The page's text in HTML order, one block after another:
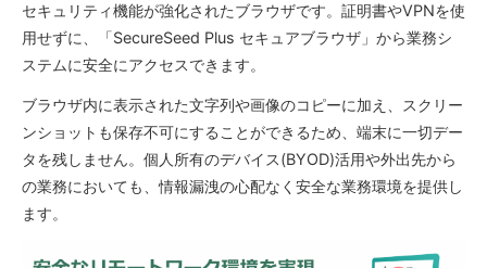
セキュリティ機能が強化されたブラウザです。証明書やVPNを使
用せずに、「SecureSeed Plus セキュアブラウザ」から業務シ
ステムに安全にアクセスできます。
ブラウザ内に表示された文字列や画像のコピーに加え、スクリー
ンショットも保存不可にすることができるため、端末に一切デー
タを残しません。個人所有のデバイス(BYOD)活用や外出先から
の業務においても、情報漏洩の心配なく安全な業務環境を提供し
ます。